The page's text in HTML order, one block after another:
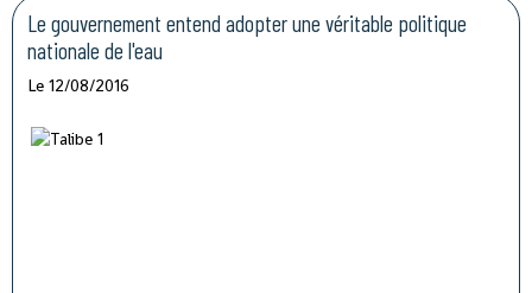
Le gouvernement entend adopter une véritable politique
nationale de l'eau
Le 12/08/2016